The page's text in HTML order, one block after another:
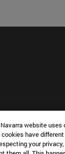
Escuela de
Manuel
website
have
your